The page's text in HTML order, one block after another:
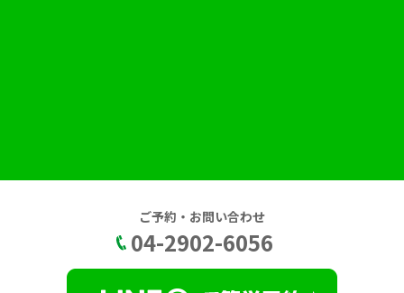
ご予約・お問い合わせ
04-2902-6056